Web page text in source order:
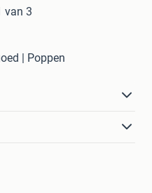
van 3
| Poppen